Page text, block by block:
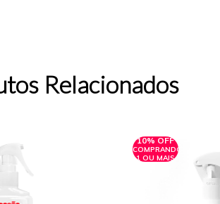
Relacionados
10% OFF
COMPRANDO
1 OU MAIS